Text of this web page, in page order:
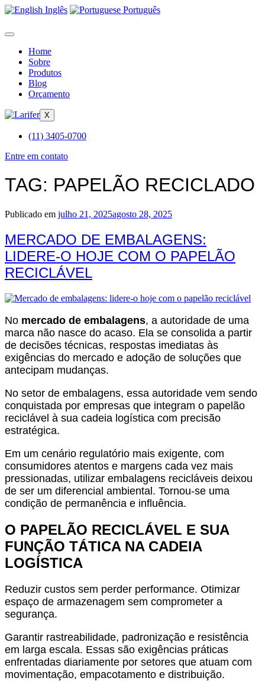
Inglês Português
Home
Sobre
Produtos
Blog
Orçamento
X
(11) 3405-0700
Entre em contato
TAG: PAPELÃO RECICLADO
Publicado em julho 21, 2025agosto 28, 2025
MERCADO DE EMBALAGENS:
LIDERE-O HOJE COM O PAPELÃO
RECICLÁVEL
No mercado de embalagens, a autoridade de uma
marca não nasce do acaso. Ela se consolida a partir
de decisões técnicas, respostas imediatas às
exigências do mercado e adoção de soluções que
antecipam mudanças.
No setor de embalagens, essa autoridade vem sendo
conquistada por empresas que integram o papelão
reciclável à sua cadeia logística com precisão
estratégica.
Em um cenário regulatório mais exigente, com
consumidores atentos e margens cada vez mais
pressionadas, utilizar embalagens recicláveis deixou
de ser um diferencial ambiental. Tornou-se uma
condição de permanência e influência.
O PAPELÃO RECICLÁVEL E SUA
FUNÇÃO TÁTICA NA CADEIA
LOGÍSTICA
Reduzir custos sem perder performance. Otimizar
espaço de armazenagem sem comprometer a
segurança.
Garantir rastreabilidade, padronização e resistência
em larga escala. Essas são exigências práticas
enfrentadas diariamente por setores que atuam com
movimentação, empacotamento e distribuição.